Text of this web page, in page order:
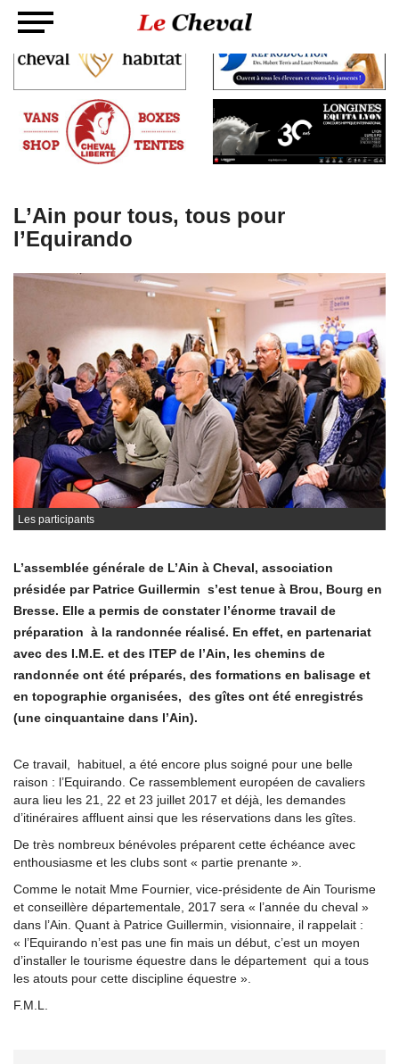
L’Ain pour tous, tous pour
l’Equirando
Les participants
L’assemblée générale de L’Ain à Cheval, association
présidée par Patrice Guillermin s’est tenue à Brou, Bourg en
Bresse. Elle a permis de constater l’énorme travail de
préparation à la randonnée réalisé. En effet, en partenariat
avec des I.M.E. et des ITEP de l’Ain, les chemins de
randonnée ont été préparés, des formations en balisage et
en topographie organisées, des gîtes ont été enregistrés
(une cinquantaine dans l’Ain).
Ce travail, habituel, a été encore plus soigné pour une belle
raison : l’Equirando. Ce rassemblement européen de cavaliers
aura lieu les 21, 22 et 23 juillet 2017 et déjà, les demandes
d’itinéraires affluent ainsi que les réservations dans les gîtes.
De très nombreux bénévoles préparent cette échéance avec
enthousiasme et les clubs sont « partie prenante ».
Comme le notait Mme Fournier, vice-présidente de Ain Tourisme
et conseillère départementale, 2017 sera « l’année du cheval »
dans l’Ain. Quant à Patrice Guillermin, visionnaire, il rappelait :
« l’Equirando n’est pas une fin mais un début, c’est un moyen
d’installer le tourisme équestre dans le département qui a tous
les atouts pour cette discipline équestre ».
F.M.L.